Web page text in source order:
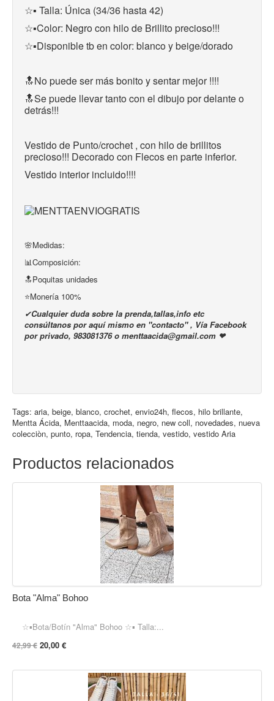
☆▪︎ Talla: Única (34/36 hasta 42)
☆▪︎Color: Negro con hilo de Brillito precioso!!!
☆▪︎Disponible tb en color: blanco y beige/dorado
🔝No puede ser más bonito y sentar mejor !!!!
🔝Se puede llevar tanto con el dibujo por delante o
detrás!!!
Vestido de Punto/crochet , con hilo de brillitos
precioso!!! Decorado con Flecos en parte inferior.
Vestido interior incluido!!!!
🌸Medidas:
📊Composición:
🔝Poquitas unidades
⭐Monería 100%
✔Cualquier duda sobre la prenda,tallas,info etc
consúltanos por aquí mismo en "contacto" , Vía Facebook
por privado, 983081376 o menttaacida@gmail.com ❤
Tags: aria, beige, blanco, crochet, envio24h, flecos, hilo brillante,
Mentta Ácida, Menttaacida, moda, negro, new coll, novedades, nueva
colecciòn, punto, ropa, Tendencia, tienda, vestido, vestido Aria
Productos relacionados
Bota "Alma" Bohoo
☆▪︎Bota/Botín "Alma" Bohoo ☆▪︎ Talla:...
42,99 € 20,00 €